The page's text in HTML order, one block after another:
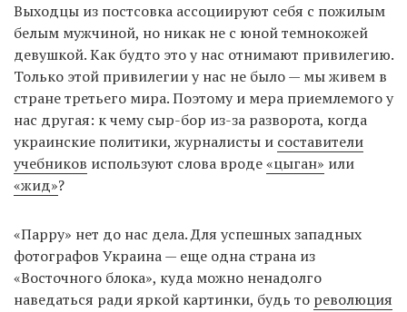
Выходцы из постсовка ассоциируют себя с пожилым
белым мужчиной, но никак не с юной темнокожей
девушкой. Как будто это у нас отнимают привилегию.
Только этой привилегии у нас не было — мы живем в
стране третьего мира. Поэтому и мера приемлемого у
нас другая: к чему сыр-бор из-за разворота, когда
украинские политики, журналисты и составители
учебников используют слова вроде«цыган» или
«жид»?
«Парру» нет до нас дела. Для успешных западных
фотографов Украина — еще одна страна из
«Восточного блока», куда можно ненадолго
наведаться ради яркой картинки, будь то революция